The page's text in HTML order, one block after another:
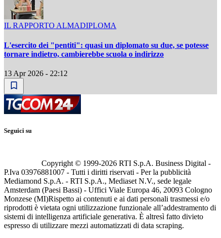
IL RAPPORTO ALMADIPLOMA
L'esercito dei "pentiti": quasi un diplomato su due, se potesse
tornare indietro, cambierebbe scuola o indirizzo
13 Apr 2026 - 22:12
Seguici su
Copyright © 1999-2026 RTI S.p.A. Business Digital -
P.Iva 03976881007 - Tutti i diritti riservati - Per la pubblicità
Mediamond S.p.A. - RTI S.p.A., Mediaset N.V., sede legale
Amsterdam (Paesi Bassi) - Uffici Viale Europa 46, 20093 Cologno
Monzese (MI)Rispetto ai contenuti e ai dati personali trasmessi e/o
riprodotti è vietata ogni utilizzazione funzionale all’addestramento di
sistemi di intelligenza artificiale generativa. È altresì fatto divieto
espresso di utilizzare mezzi automatizzati di data scraping.